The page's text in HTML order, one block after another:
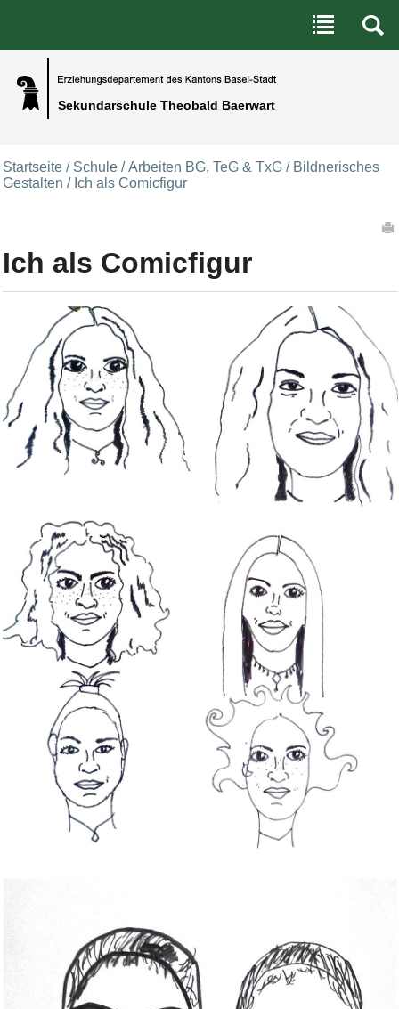
Sekundarschule Theobald Baerwart
Benutzerspezifische Werkzeuge
Direkt zum Inhalt|Direkt zur Navigation
Startseite / Schule /Arbeiten BG, TeG & TxG / Bildnerisches
Gestalten / Ich als Comicfigur
Ich als Comicfigur